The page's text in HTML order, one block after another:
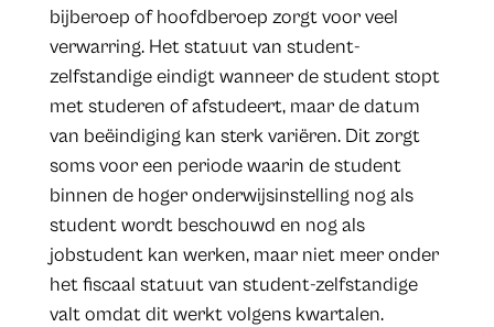
bijberoep of hoofdberoep zorgt voor veel
verwarring. Het statuut van student-
zelfstandige eindigt wanneer de student stopt
met studeren of afstudeert, maar de datum
van beëindiging kan sterk variëren. Dit zorgt
soms voor een periode waarin de student
binnen de hoger onderwijsinstelling nog als
student wordt beschouwd en nog als
jobstudent kan werken, maar niet meer onder
het fiscaal statuut van student-zelfstandige
valt omdat dit werkt volgens kwartalen.